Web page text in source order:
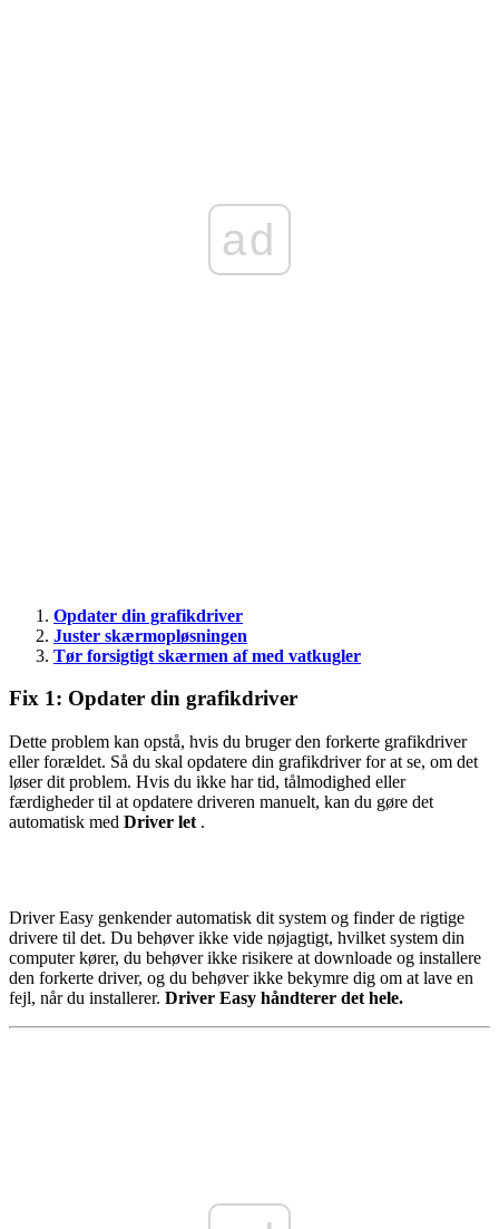
ad
Opdater din grafikdriver
Juster skærmopløsningen
Tør forsigtigt skærmen af ​​med vatkugler
Fix 1: Opdater din grafikdriver
Dette problem kan opstå, hvis du bruger den forkerte grafikdriver
eller forældet. Så du skal opdatere din grafikdriver for at se, om det
løser dit problem. Hvis du ikke har tid, tålmodighed eller
færdigheder til at opdatere driveren manuelt, kan du gøre det
automatisk med Driver let .
Driver Easy genkender automatisk dit system og finder de rigtige
drivere til det. Du behøver ikke vide nøjagtigt, hvilket system din
computer kører, du behøver ikke risikere at downloade og installere
den forkerte driver, og du behøver ikke bekymre dig om at lave en
fejl, når du installerer. Driver Easy håndterer det hele.